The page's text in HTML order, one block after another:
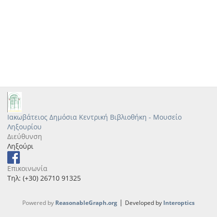
Ιακωβάτειος Δημόσια Κεντρική Βιβλιοθήκη - Μουσείο
Ληξουρίου
Διεύθυνση
Ληξούρι
Επικοινωνία
Τηλ: (+30) 26710 91325
Powered by ReasonableGraph.org | Developed by Interoptics